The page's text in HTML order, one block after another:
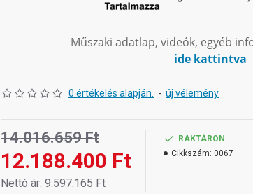
Műszaki adatlap, videók, egyéb
ide kattintva
0 értékelés alapján. - új vélemény
12.188.400 Ft
14.016.659 Ft
Nettó ár: 9.597.165 Ft
RAKTÁRON
Cikkszám: 0067